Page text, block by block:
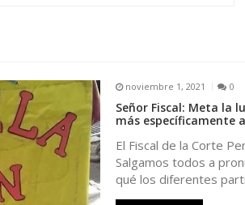
noviembre 1, 2021 0
Señor Fiscal: Meta la
más específicamente
El Fiscal de la Corte
Salgamos todos a
qué los diferentes